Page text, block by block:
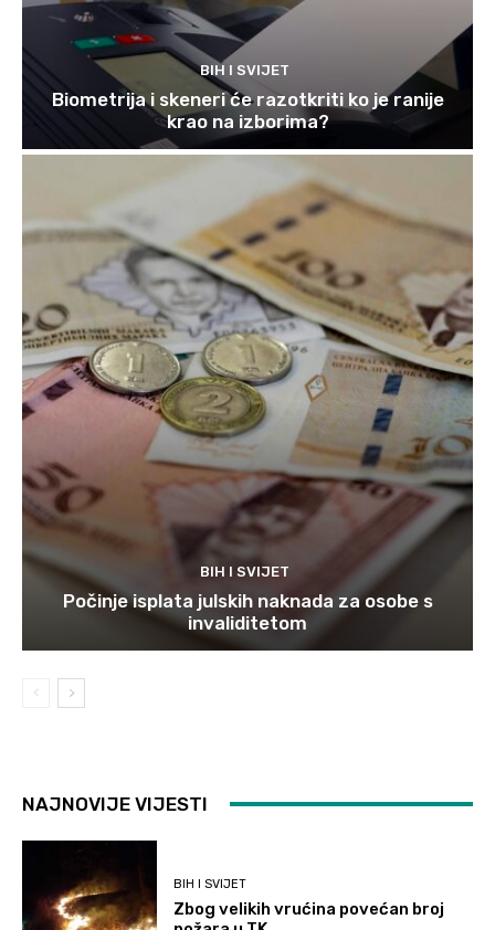
BIH I SVIJET
Biometrija i skeneri će razotkriti ko je ranije
krao na izborima?
BIH I SVIJET
Počinje isplata julskih naknada za osobe s
invaliditetom
NAJNOVIJE VIJESTI
BIH I SVIJET
Zbog velikih vrućina povećan broj